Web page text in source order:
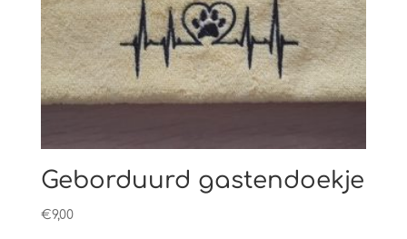
Geborduurd gastendoekje
€9,00